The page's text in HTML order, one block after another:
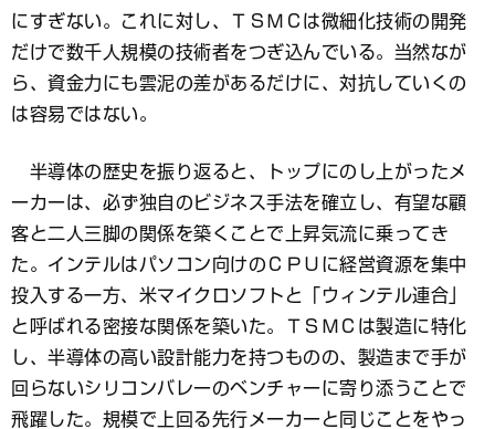
にすぎない。これに対し、ＴＳＭＣは微細化技術の開発
だけで数千人規模の技術者をつぎ込んでいる。当然なが
ら、資金力にも雲泥の差があるだけに、対抗していくの
は容易ではない。
半導体の歴史を振り返ると、トップにのし上がったメ
ーカーは、必ず独自のビジネス手法を確立し、有望な顧
客と二人三脚の関係を築くことで上昇気流に乗ってき
た。インテルはパソコン向けのＣＰＵに経営資源を集中
投入する一方、米マイクロソフトと「ウィンテル連合」
と呼ばれる密接な関係を築いた。ＴＳＭＣは製造に特化
し、半導体の高い設計能力を持つものの、製造まで手が
回らないシリコンバレーのベンチャーに寄り添うことで
飛躍した。規模で上回る先行メーカーと同じことをやっ